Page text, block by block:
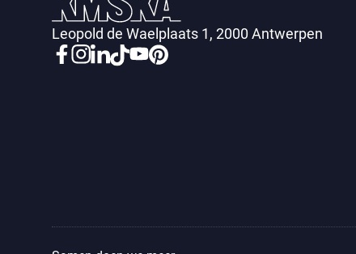
Leopold de Waelplaats 1, 2000 Antwerpen